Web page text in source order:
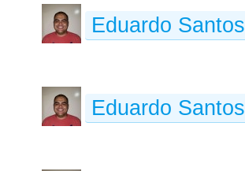
Eduardo Santos
Eduardo Santos